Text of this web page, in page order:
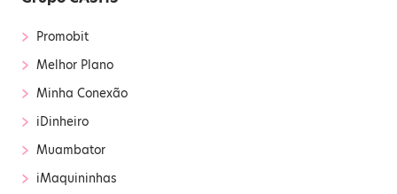
› Promobit
› Melhor Plano
› Minha Conexão
› iDinheiro
› Muambator
› iMaquininhas